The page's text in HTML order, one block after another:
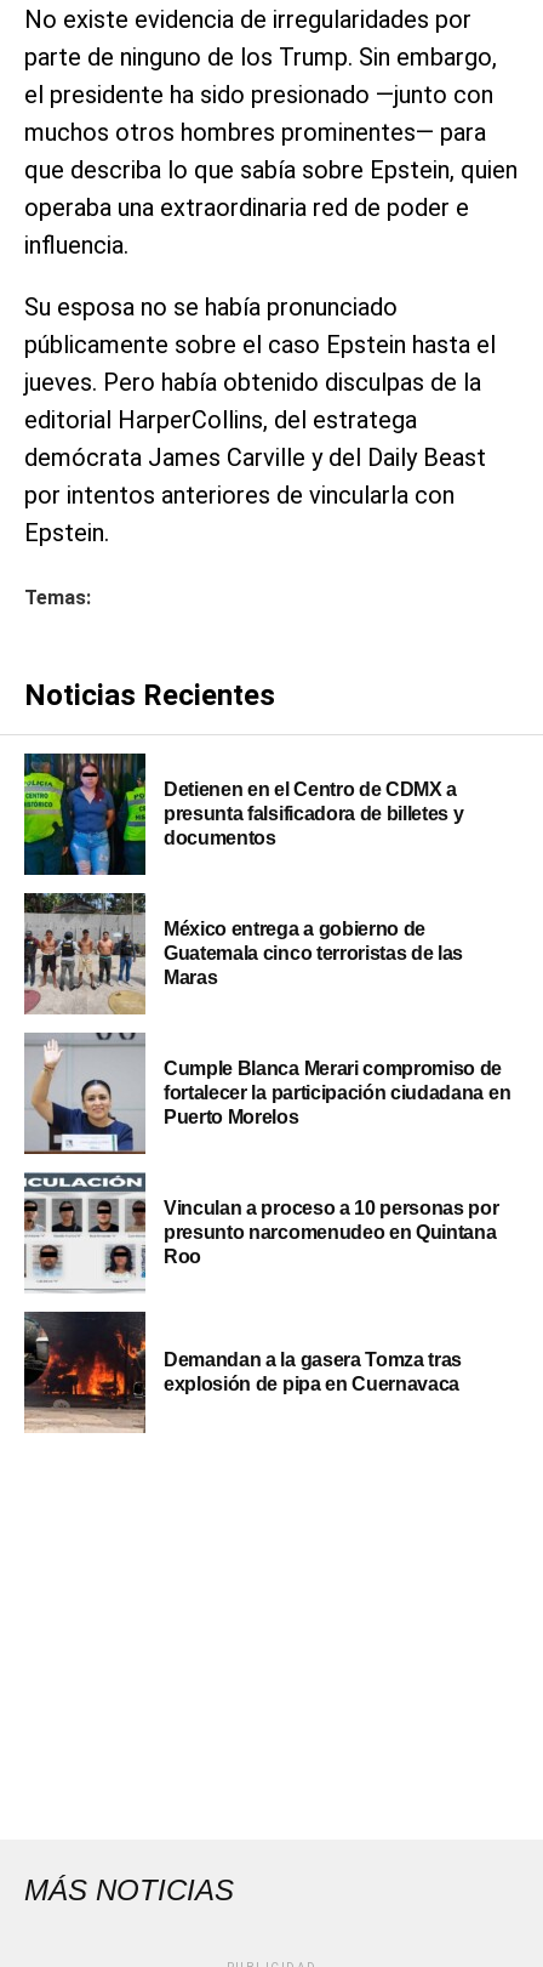
No existe evidencia de irregularidades por
parte de ninguno de los Trump. Sin embargo,
el presidente ha sido presionado —junto con
muchos otros hombres prominentes— para
que describa lo que sabía sobre Epstein, quien
operaba una extraordinaria red de poder e
influencia.
Su esposa no se había pronunciado
públicamente sobre el caso Epstein hasta el
jueves. Pero había obtenido disculpas de la
editorial HarperCollins, del estratega
demócrata James Carville y del Daily Beast
por intentos anteriores de vincularla con
Epstein.
Temas:
Noticias Recientes
Detienen en el Centro de CDMX a
presunta falsificadora de billetes y
documentos
México entrega a gobierno de
Guatemala cinco terroristas de las
Maras
Cumple Blanca Merari compromiso de
fortalecer la participación ciudadana en
Puerto Morelos
Vinculan a proceso a 10 personas por
presunto narcomenudeo en Quintana
Roo
Demandan a la gasera Tomza tras
explosión de pipa en Cuernavaca
MÁS NOTICIAS